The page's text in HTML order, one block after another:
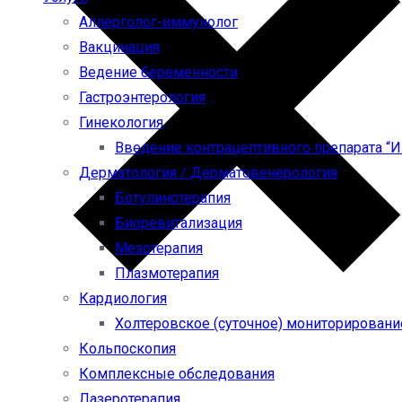
Аллерголог-иммунолог
Вакцинация
Ведение беременности
Гастроэнтерология
Гинекология
Введение контрацептивного препарата
Дерматология / Дерматовенерология
Ботулинотерапия
Биоревитализация
Мезотерапия
Плазмотерапия
Кардиология
Холтеровское (суточное)
Кольпоскопия
Комплексные обследования